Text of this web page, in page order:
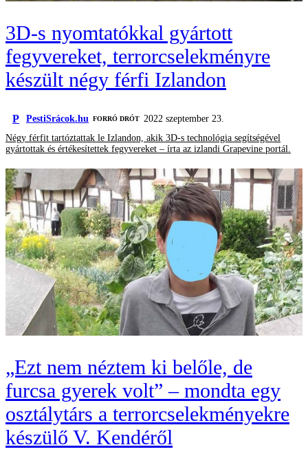
3D-s nyomtatókkal gyártott
fegyvereket, terrorcselekményre
készült négy férfi Izlandon
P PestiSrácok.hu FORRÓ DRÓT 2022 szeptember 23.
Négy férfit tartóztattak le Izlandon, akik 3D-s technológia segítségével
gyártottak és értékesítettek fegyvereket – írta az izlandi Grapevine portál.
„Ezt nem néztem ki belőle, de
furcsa gyerek volt” – mondta egy
osztálytárs a terrorcselekményekre
készülő V. Kendéről